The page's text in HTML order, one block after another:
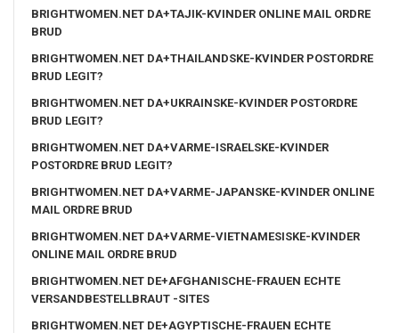
BRIGHTWOMEN.NET DA+TAJIK-KVINDER ONLINE MAIL ORDRE
BRUD
BRIGHTWOMEN.NET DA+THAILANDSKE-KVINDER POSTORDRE
BRUD LEGIT?
BRIGHTWOMEN.NET DA+UKRAINSKE-KVINDER POSTORDRE
BRUD LEGIT?
BRIGHTWOMEN.NET DA+VARME-ISRAELSKE-KVINDER
POSTORDRE BRUD LEGIT?
BRIGHTWOMEN.NET DA+VARME-JAPANSKE-KVINDER ONLINE
MAIL ORDRE BRUD
BRIGHTWOMEN.NET DA+VARME-VIETNAMESISKE-KVINDER
ONLINE MAIL ORDRE BRUD
BRIGHTWOMEN.NET DE+AFGHANISCHE-FRAUEN ECHTE
VERSANDBESTELLBRAUT -SITES
BRIGHTWOMEN.NET DE+AGYPTISCHE-FRAUEN ECHTE